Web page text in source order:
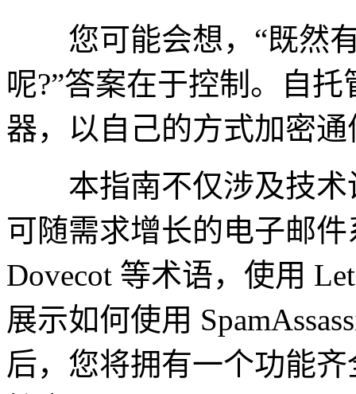
您可能会想，“既然有
呢?”答案在于控制。自
器，以自己的方式加密
本指南不仅涉及技术
可随需求增长的电子邮
Dovecot 等术语，使用
展示如何使用
后，您将拥有一个功能